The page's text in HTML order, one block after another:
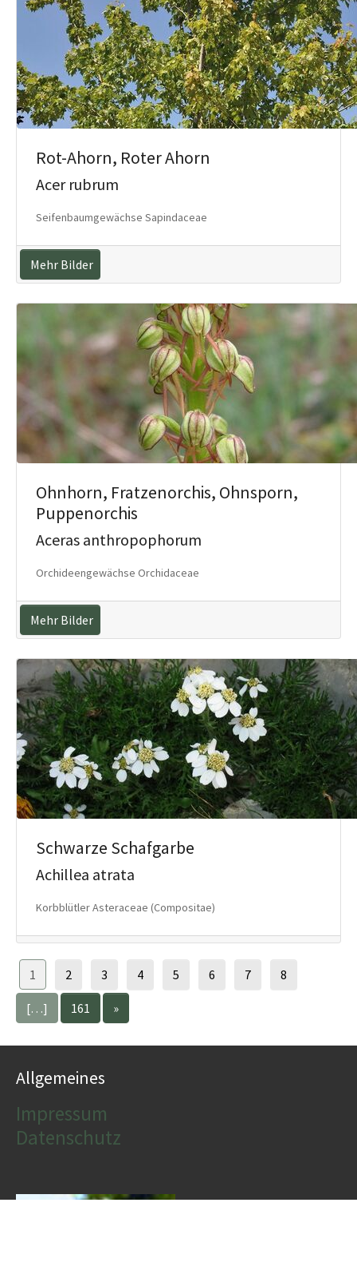
Rot-Ahorn, Roter Ahorn
Acer rubrum
Seifenbaumgewächse Sapindaceae
Mehr Bilder
Ohnhorn, Fratzenorchis, Ohnsporn,
Puppenorchis
Aceras anthropophorum
Orchideengewächse Orchidaceae
Mehr Bilder
Schwarze Schafgarbe
Achillea atrata
Korbblütler Asteraceae (Compositae)
1 2 3 4 5 6 7 8
[…] 161 »
Allgemeines
Impressum
Datenschutz